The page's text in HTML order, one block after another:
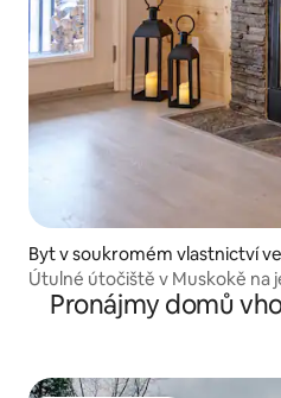
Byt v soukromém vlastnictví
lle
Pronájmy domů